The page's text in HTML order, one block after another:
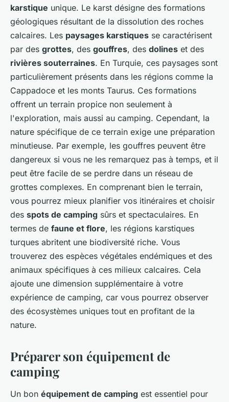
karstique unique. Le karst désigne des formations
géologiques résultant de la dissolution des roches
calcaires. Les paysages karstiques se caractérisent
par des grottes, des gouffres, des dolines et des
rivières souterraines. En Turquie, ces paysages sont
particulièrement présents dans les régions comme la
Cappadoce et les monts Taurus. Ces formations
offrent un terrain propice non seulement à
l'exploration, mais aussi au camping. Cependant, la
nature spécifique de ce terrain exige une préparation
minutieuse. Par exemple, les gouffres peuvent être
dangereux si vous ne les remarquez pas à temps, et il
peut être facile de se perdre dans un réseau de
grottes complexes. En comprenant bien le terrain,
vous pourrez mieux planifier vos itinéraires et choisir
des spots de camping sûrs et spectaculaires. En
termes de faune et flore, les régions karstiques
turques abritent une biodiversité riche. Vous
trouverez des espèces végétales endémiques et des
animaux spécifiques à ces milieux calcaires. Cela
ajoute une dimension supplémentaire à votre
expérience de camping, car vous pourrez observer
des écosystèmes uniques tout en profitant de la
nature.
Préparer son équipement de
camping
Un bon équipement de camping est essentiel pour